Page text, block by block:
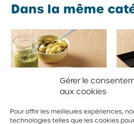
Gérer le
aux cookies
Pour offrir les meilleures expériences,
technologies telles que les cookies
Dans la même